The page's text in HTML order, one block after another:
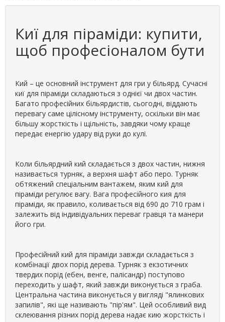
Киї для піраміди: купити,
щоб професіоналом бути
Кий – це основний інструмент для гри у більярд. Сучасні
киї для піраміди складаються з однієї чи двох частин.
Багато професійних більярдистів, сьогодні, віддають
перевагу саме цілісному інструменту, оскільки він має
більшу жорсткість і щільність, завдяки чому краще
передає енергію удару від руки до кулі.
Коли більярдний кий складається з двох частин, нижня
називається турняк, а верхня шафт або перо. Турняк
обтяжений спеціальним вантажем, яким кий для
піраміди регулює вагу. Вага професійного кия для
піраміди, як правило, коливається від 690 до 710 грам і
залежить від індивідуальних переваг гравця та манери
його гри.
Професійний кий для піраміди завжди складається з
комбінації двох порід дерева. Турняк з екзотичних
твердих порід (ебен, венге, палісандр) поступово
переходить у шафт, який завжди виконується з граба.
Центральна частина виконується у вигляді "ялинкових
запилів", які ще називають "пір'ям". Цей особливий вид
склеювання різних порід дерева надає кию жорсткість і